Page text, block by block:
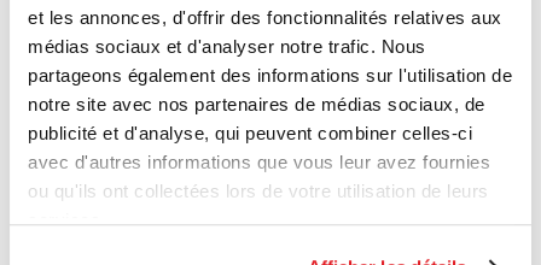
et les annonces, d'offrir des fonctionnalités relatives aux
médias sociaux et d'analyser notre trafic. Nous
partageons également des informations sur l'utilisation de
notre site avec nos partenaires de médias sociaux, de
publicité et d'analyse, qui peuvent combiner celles-ci
avec d'autres informations que vous leur avez fournies
ou qu'ils ont collectées lors de votre utilisation de leurs
services.